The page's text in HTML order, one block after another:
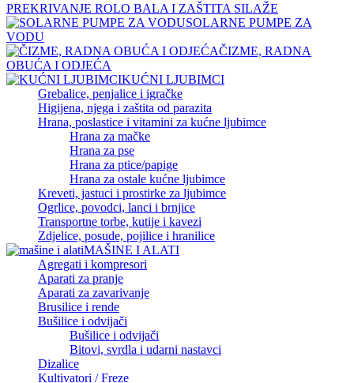
PREKRIVANJE ROLO BALA I ZAŠTITA SILAŽE
SOLARNE PUMPE ZA
VODU
ČIZME, RADNA
OBUĆA I ODJEĆA
KUĆNI LJUBIMCI
Grebalice, penjalice i igračke
Higijena, njega i zaštita od parazita
Hrana, poslastice i vitamini za kućne ljubimce
Hrana za mačke
Hrana za pse
Hrana za ptice/papige
Hrana za ostale kućne ljubimce
Kreveti, jastuci i prostirke za ljubimce
Ogrlice, povodci, lanci i brnjice
Transportne torbe, kutije i kavezi
Zdjelice, posude, pojilice i hranilice
MAŠINE I ALATI
Agregati i kompresori
Aparati za pranje
Aparati za zavarivanje
Brusilice i rende
Bušilice i odvijači
Bušilice i odvijači
Bitovi, svrdla i udarni nastavci
Dizalice
Kultivatori / Freze